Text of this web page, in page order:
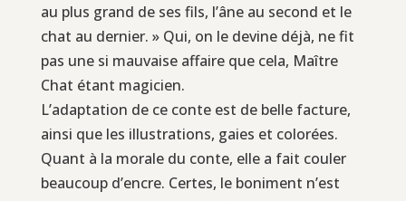
au plus grand de ses fils, l’âne au second et le
chat au dernier. » Qui, on le devine déjà, ne fit
pas une si mauvaise affaire que cela, Maître
Chat étant magicien.
L’adaptation de ce conte est de belle facture,
ainsi que les illustrations, gaies et colorées.
Quant à la morale du conte, elle a fait couler
beaucoup d’encre. Certes, le boniment n’est